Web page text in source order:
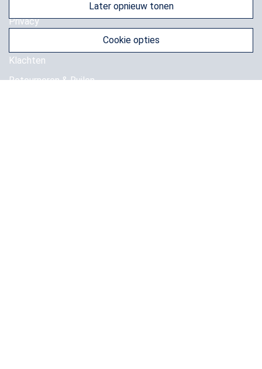
Privacy
Klachten
Retourneren & Ruilen
later opnieuw tonen
cookie opties